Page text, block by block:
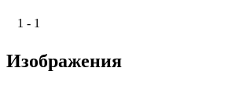
1 - 1
Изображения